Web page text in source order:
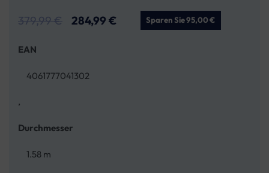
379,99€ 284,99 € Sparen Sie 95,00 €
EAN
4061777041302
,
Durchmesser
1.58 m